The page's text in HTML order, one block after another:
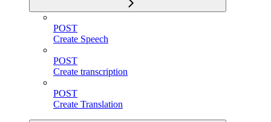
POST
Create Speech
POST
Create transcription
POST
Create Translation